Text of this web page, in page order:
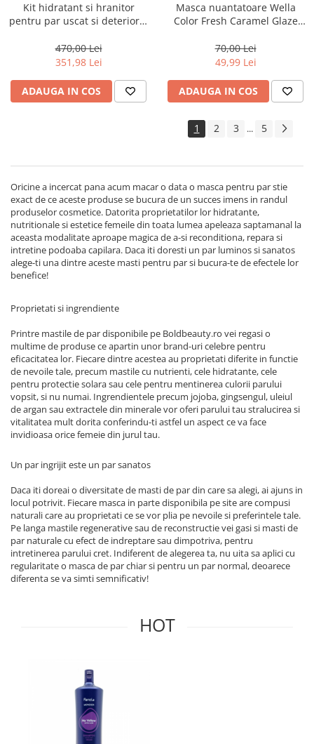
Kit hidratant si hranitor
pentru par uscat si deteriorat
Strength
470,00 Lei
351,98 Lei
ADAUGA IN COS
Masca nuantatoare Wella
Color Fresh Caramel Glaze
70,00 Lei
49,99 Lei
ADAUGA IN COS
1 2 3 ... 5
Oricine a incercat pana acum macar o data o masca pentru par stie
exact de ce aceste produse se bucura de un succes imens in randul
produselor cosmetice. Datorita proprietatilor lor hidratante,
nutritionale si estetice femeile din toata lumea apeleaza saptamanal la
aceasta modalitate aproape magica de a-si reconditiona, repara si
intretine podoaba capilara. Daca iti doresti un par luminos si sanatos
alege-ti una dintre aceste masti pentru par si bucura-te de efectele lor
benefice!
Proprietati si ingrendiente
Printre mastile de par disponibile pe Boldbeauty.ro vei regasi o
multime de produse ce apartin unor brand-uri celebre pentru
eficacitatea lor. Fiecare dintre acestea au proprietati diferite in functie
de nevoile tale, precum mastile cu nutrienti, cele hidratante, cele
pentru protectie solara sau cele pentru mentinerea culorii parului
vopsit, si nu numai. Ingrendientele precum jojoba, gingsengul, uleiul
de argan sau extractele din minerale vor oferi parului tau stralucirea si
vitalitatea mult dorita conferindu-ti astfel un aspect ce va face
invidioasa orice femeie din jurul tau.
Un par ingrijit este un par sanatos
Daca iti doreai o diversitate de masti de par din care sa alegi, ai ajuns in
locul potrivit. Fiecare masca in parte disponibila pe site are compusi
naturali care au proprietati ce se vor plia pe nevoile si preferintele tale.
Pe langa mastile regenerative sau de reconstructie vei gasi si masti de
par naturale cu efect de indreptare sau dimpotriva, pentru
intretinerea parului cret. Indiferent de alegerea ta, nu uita sa aplici cu
regularitate o masca de par chiar si pentru un par normal, deoarece
diferenta se va simti semnificativ!
HOT